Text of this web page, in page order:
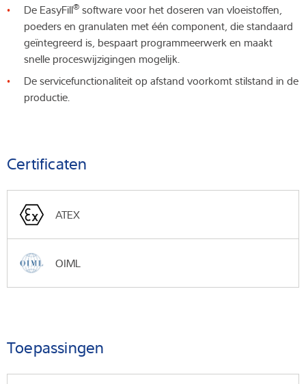
De EasyFill® software voor het doseren van vloeistoffen,
poeders en granulaten met één component, die standaard
geïntegreerd is, bespaart programmeerwerk en maakt
snelle proceswijzigingen mogelijk.
De servicefunctionaliteit op afstand voorkomt stilstand in de
productie.
Certificaten
ATEX
OIML
Toepassingen